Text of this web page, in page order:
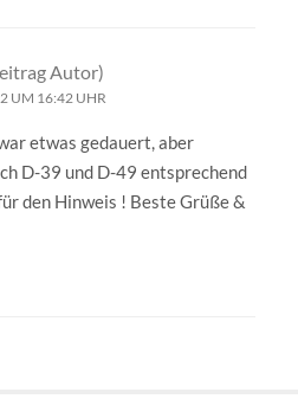
Autor)
UM 16:42 UHR
etwas gedauert, aber
D-39 und D-49 entsprechend
den Hinweis ! Beste Grüße &